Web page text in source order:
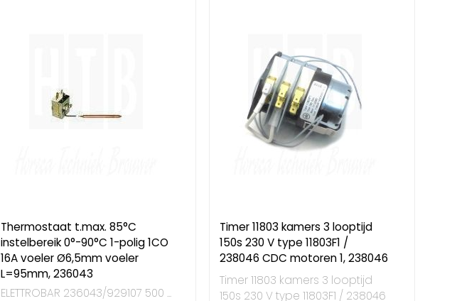
Thermostaat t.max. 85°C
instelbereik 0°-90°C 1-polig 1CO
16A voeler Ø6,5mm voeler
L=95mm, 236043
ELETTROBAR 236043/929107 500 ...
Timer 11803 kamers 3 looptijd
150s 230 V type 11803F1 /
238046 CDC motoren 1, 238046
Timer 11803 kamers 3 looptijd
150s 230 V type 11803F1 / 238046